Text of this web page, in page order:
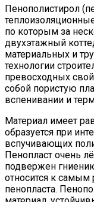
Пенополистирол
по которым за
двухэтажный
материальных и
технологии
превосходных
собой пористую
вспенивании и
Материал имеет
образуется при
вспучивающих
Пенопласт очень
подвержен
относится к
пенопласта.